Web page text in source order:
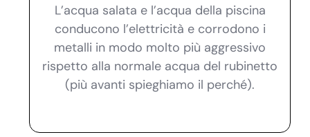
L’acqua salata e l’acqua della piscina
conducono l’elettricità e corrodono i
metalli in modo molto più aggressivo
rispetto alla normale acqua del rubinetto
(più avanti spieghiamo il perché).